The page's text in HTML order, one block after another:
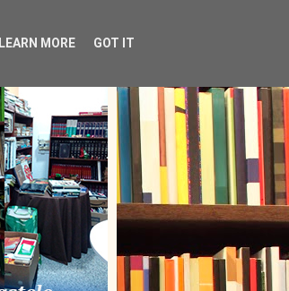
LEARN MORE GOT IT